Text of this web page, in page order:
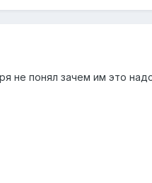
не понял зачем им это